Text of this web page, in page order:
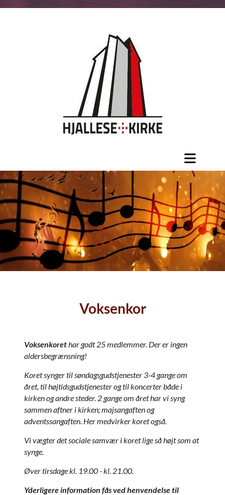
Voksenkor
Voksenkorethar godt 25 medlemmer. Der er ingen
aldersbegrænsning!
Koret synger til søndagsgudstjenester 3-4 gange om
året, til højtidsgudstjenester og til koncerter både i
kirken og andre steder. 2 gange om året har vi syng
sammen aftner i kirken; majsangaften og
adventssangaften. Her medvirker koret også.
Vi vægter det sociale samvær i koret lige så højt som at
synge.
Øver tirsdage kl. 19.00 - kl. 21.00.
Yderligere information fås ved henvendelse til